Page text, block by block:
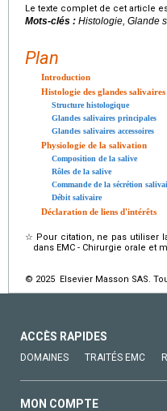
Le texte complet de cet article
Mots-clés : Histologie, Glande
Plan
Introduction
Histologie des glandes salivaires
Structure histologique
Glandes salivaires principales
Glandes salivaires accessoires
Physiologie de la salivation
Composition de la salive
Rôles de la salive
Commande de la sécrétion
Débit salivaire
Déclaration de liens d'intérêts
☆ Pour citation, ne pas utiliser
dans EMC - Chirurgie orale et
© 2025 Elsevier Masson SAS.
ACCÈS RAPIDES
DOMAINES TRAITÉS EMC
MON COMPTE